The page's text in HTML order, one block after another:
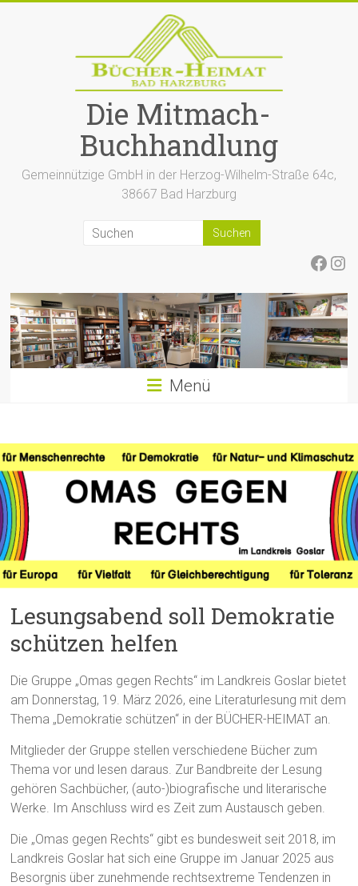
Die Mitmach-
Buchhandlung
Gemeinnützige GmbH in der Herzog-Wilhelm-Straße 64c,
38667 Bad Harzburg
Menü
Lesungsabend soll Demokratie
schützen helfen
Die Gruppe „Omas gegen Rechts“ im Landkreis Goslar bietet
am Donnerstag, 19. März 2026, eine Literaturlesung mit dem
Thema „Demokratie schützen“ in der BÜCHER-HEIMAT an.
Mitglieder der Gruppe stellen verschiedene Bücher zum
Thema vor und lesen daraus. Zur Bandbreite der Lesung
gehören Sachbücher, (auto-)biografische und literarische
Werke. Im Anschluss wird es Zeit zum Austausch geben.
Die „Omas gegen Rechts“ gibt es bundesweit seit 2018, im
Landkreis Goslar hat sich eine Gruppe im Januar 2025 aus
Besorgnis über zunehmende rechtsextreme Tendenzen in